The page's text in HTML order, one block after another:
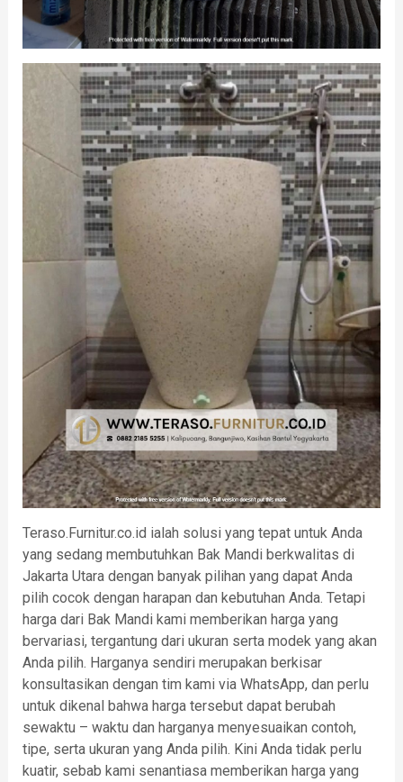
Teraso.Furnitur.co.id ialah solusi yang tepat untuk Anda
yang sedang membutuhkan Bak Mandi berkwalitas di
Jakarta Utara dengan banyak pilihan yang dapat Anda
pilih cocok dengan harapan dan kebutuhan Anda. Tetapi
harga dari Bak Mandi kami memberikan harga yang
bervariasi, tergantung dari ukuran serta modek yang akan
Anda pilih. Harganya sendiri merupakan berkisar
konsultasikan dengan tim kami via WhatsApp, dan perlu
untuk dikenal bahwa harga tersebut dapat berubah
sewaktu – waktu dan harganya menyesuaikan contoh,
tipe, serta ukuran yang Anda pilih. Kini Anda tidak perlu
kuatir, sebab kami senantiasa memberikan harga yang